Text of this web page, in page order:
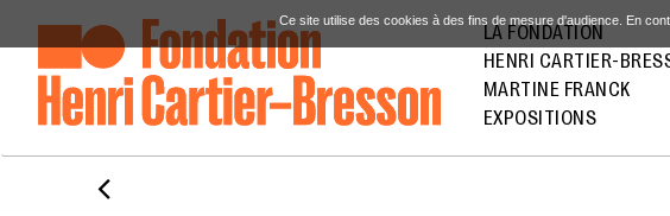
LA FONDATION
HENRI CARTIER-
MARTINE FRANCK
EXPOSITIONS

Ce site utilise des cookies à des fins de mesure d'audience. En